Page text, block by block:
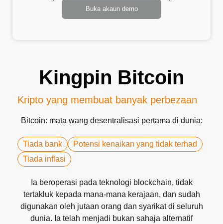
Buka akaun demo
Kingpin Bitcoin
Kripto yang membuat banyak perbezaan
Bitcoin: mata wang desentralisasi pertama di dunia:
Tiada bank
Potensi kenaikan yang tidak terhad
Tiada inflasi
Ia beroperasi pada teknologi blockchain, tidak
tertakluk kepada mana-mana kerajaan, dan sudah
digunakan oleh jutaan orang dan syarikat di seluruh
dunia. Ia telah menjadi bukan sahaja alternatif